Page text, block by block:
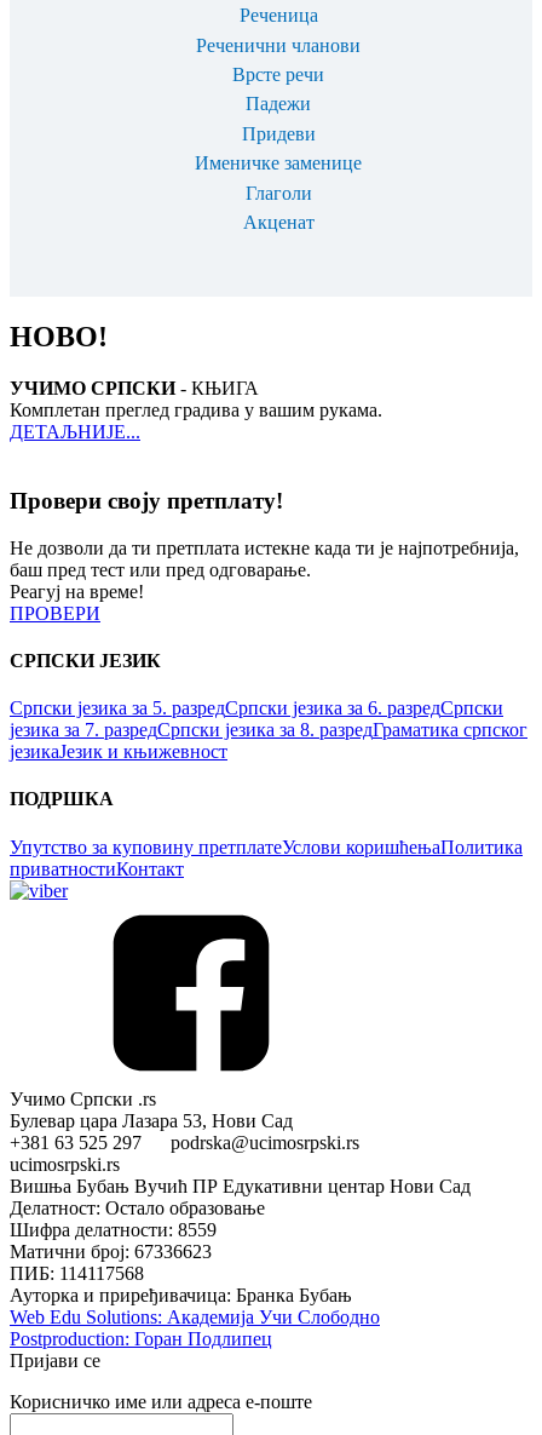
Реченица
Реченични чланови
Врсте речи
Падежи
Придеви
Именичке заменице
Глаголи
Акценат
НОВО!
УЧИМО СРПСКИ- КЊИГА
Комплетан преглед градива у вашим рукама.
ДЕТАЉНИЈЕ...
Провери своју претплату!
Не дозволи да ти претплата истекне када ти је најпотребнија,
баш пред тест или пред одговарање.
Реагуј на време!
ПРОВЕРИ
СРПСКИ ЈЕЗИК
Српски језика за 5. разредСрпски језика за 6. разредСрпски
језика за 7. разредСрпски језика за 8. разредГраматика српског
језикаЈезик и књижевност
ПОДРШКА
Упутство за куповину претплатеУслови коришћењаПолитика
приватностиКонтакт
Учимо Српски .rs
Булевар цара Лазара 53, Нови Сад
+381 63 525 297 podrska@ucimosrpski.rs
ucimosrpski.rs
Вишња Бубањ Вучић ПР Едукативни центар Нови Сад
Делатност: Остало образовање
Шифра делатности: 8559
Матични број: 67336623
ПИБ: 114117568
Ауторка и приређивачица: Бранка Бубањ
Web Edu Solutions: Академија Учи Слободно
Postproduction: Горан Подлипец
Пријави се
Корисничко име или адреса е-поште